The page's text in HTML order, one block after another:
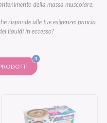
della massa muscolare.
risponde alle tue esigenze: pancia
liquidi in eccesso?
3FILTRI
SELEZIONATI